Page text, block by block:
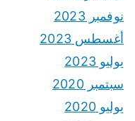
نوفمبر 2023
أغسطس 2023
يوليو 2023
سبتمبر 2020
يوليو 2020